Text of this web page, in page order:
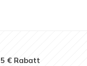
5 € Rabatt